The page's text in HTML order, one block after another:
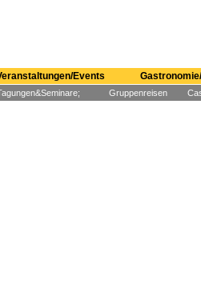
Events
Gruppenreisen